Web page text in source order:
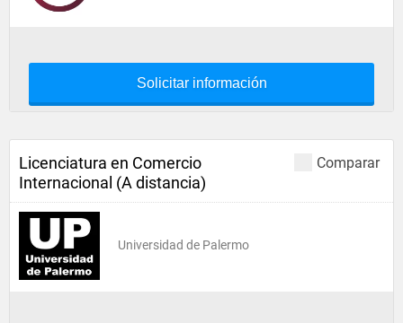
Solicitar información
Comparar
Licenciatura en Comercio
Internacional (A distancia)
Universidad de Palermo